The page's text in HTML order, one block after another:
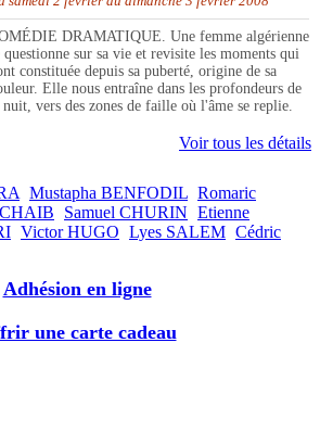
DRAMATIQUE. Une femme algérienne
questionne sur sa vie et revisite les moments qui
constituée depuis sa puberté, origine de sa
Elle nous entraîne dans les profondeurs de
nuit, vers des zones de faille où l'âme se replie.
Voir tous les détails
Mustapha BENFODIL Romaric
Samuel CHURIN Etienne
Victor HUGO Lyes SALEM Cédric
Adhésion en ligne
une carte cadeau